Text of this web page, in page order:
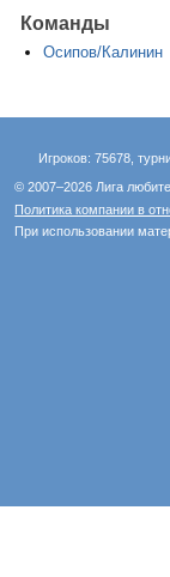
Команды
Осипов/Калинин
Игроков: 75678,
© 2007–2026 Лига
Политика компании в
При использовании